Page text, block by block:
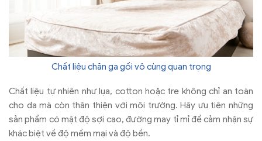
Chất liệu chăn ga gối vô cùng quan trọng
Chất liệu tự nhiên như lụa, cotton hoặc tre không chỉ an toàn
cho da mà còn thân thiện với môi trường. Hãy ưu tiên những
sản phẩm có mật độ sợi cao, đường may tỉ mỉ để cảm nhận sự
khác biệt về độ mềm mại và độ bền.